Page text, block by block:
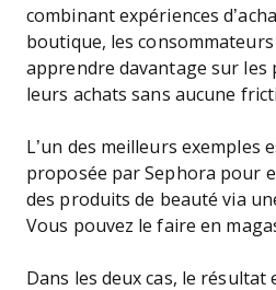
combinant expériences
boutique, les
apprendre davantage sur
leurs achats sans aucune
L’un des meilleurs exemples
proposée par Sephora pour
des produits de beauté via
Vous pouvez le faire en
Dans les deux cas, le résultat